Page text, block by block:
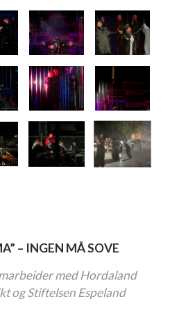
– INGEN MÅ SOVE
med Hordaland
og Stiftelsen Espeland